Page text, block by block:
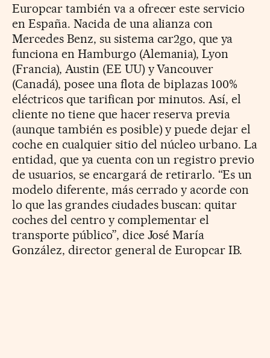
Europcar también va a ofrecer este servicio
en España. Nacida de una alianza con
Mercedes Benz, su sistema car2go, que ya
funciona en Hamburgo (Alemania), Lyon
(Francia), Austin (EE UU) y Vancouver
(Canadá), posee una flota de biplazas 100%
eléctricos que tarifican por minutos. Así, el
cliente no tiene que hacer reserva previa
(aunque también es posible) y puede dejar el
coche en cualquier sitio del núcleo urbano. La
entidad, que ya cuenta con un registro previo
de usuarios, se encargará de retirarlo. “Es un
modelo diferente, más cerrado y acorde con
lo que las grandes ciudades buscan: quitar
coches del centro y complementar el
transporte público”, dice José María
González, director general de Europcar IB.